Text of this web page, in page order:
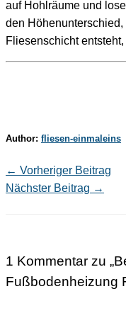
auf Hohlräume und
den
Fliesenschicht
Author: fliesen-einmaleins
← Vorheriger Beitrag
Nächster Beitrag →
1 Kommentar zu
Fußbodenheizung